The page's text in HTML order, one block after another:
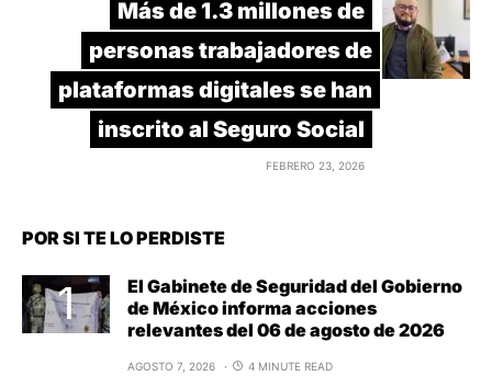
Más de 1.3 millones de
personas trabajadores de
plataformas digitales se han
inscrito al Seguro Social
FEBRERO 23, 2026
POR SI TE LO PERDISTE
El Gabinete de Seguridad del Gobierno
de México informa acciones
relevantes del 06 de agosto de 2026
AGOSTO 7, 2026 4 MINUTE READ